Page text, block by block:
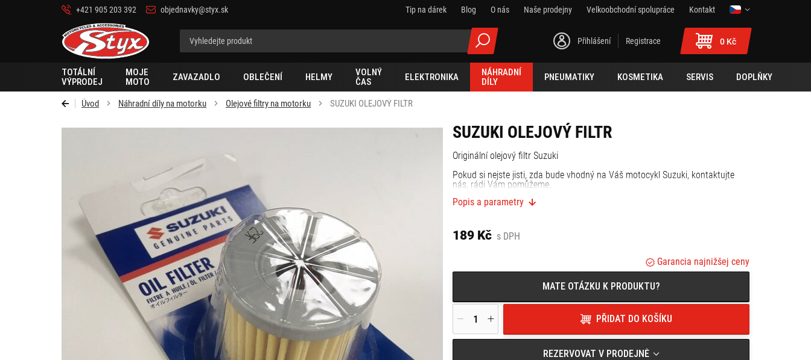
+421 905 203 392 objednavky@styx.sk Tip na dárek Blog O nás Naše prodejny Velkoobchodní spolupráce
Kontakt
Styx-
cz
Přihlášení Registrace 0 Kč
TOTÁLNÍ
VÝPRODEJ
MOJE
MOTO
ZAVAZADLO OBLEČENÍ HELMY
VOLNÝ
ČAS
ELEKTRONIKA
NÁHRADNÍ
DÍLY
PNEUMATIKY KOSMETIKA SERVIS DOPLŇKY
Úvod Náhradní díly na motorku Olejové filtry na motorku SUZUKI OLEJOVÝ FILTR
SUZUKI OLEJOVÝ FILTR
Originální olejový filtr Suzuki
Pokud si nejste jisti, zda bude vhodný na Váš motocykl Suzuki, kontaktujte
nás, rádi Vám pomůžeme.
Popis a parametry
189 Kč s DPH
Garancia najnižšej ceny
MATE OTÁZKU K PRODUKTU?
PŘIDAT DO KOŠÍKU
REZERVOVAT V PRODEJNĚ